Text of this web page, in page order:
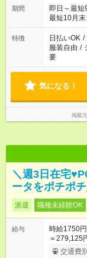
期間
即日～最
最短10月
特徴 日払いOK /
服装自由 /
要
気になる！
掲載
＼週3日在宅
ータをポチポ
派遣 職種未経験OK
給与
時給1750
＝279,125
交通費